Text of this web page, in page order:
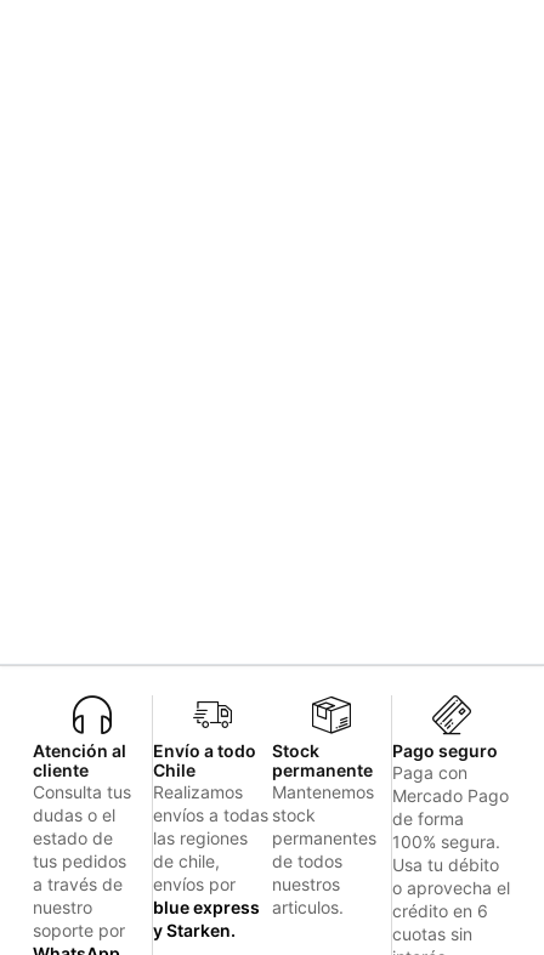
Atención al
cliente
Consulta tus
dudas o el
estado de
tus pedidos
a través de
nuestro
soporte por
Envío a todo
Chile
Realizamos
envíos a todas
las regiones
de chile,
envíos por
blue express
y Starken.
Stock
permanente
Mantenemos
stock
permanentes
de todos
nuestros
articulos.
Pago seguro
Paga con
Mercado Pago
de forma
100% segura.
Usa tu débito
o aprovecha el
crédito en 6
cuotas sin